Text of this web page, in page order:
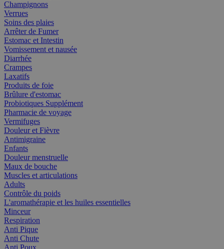
Champignons
Verrues
Soins des plaies
Arrêter de Fumer
Estomac et Intestin
Vomissement et nausée
Diarrhée
Crampes
Laxatifs
Produits de foie
Brûlure d'estomac
Probiotiques Supplément
Pharmacie de voyage
Vermifuges
Douleur et Fièvre
Antimigraine
Enfants
Douleur menstruelle
Maux de bouche
Muscles et articulations
Adults
Contrôle du poids
L'aromathérapie et les huiles essentielles
Minceur
Respiration
Anti Pique
Anti Chute